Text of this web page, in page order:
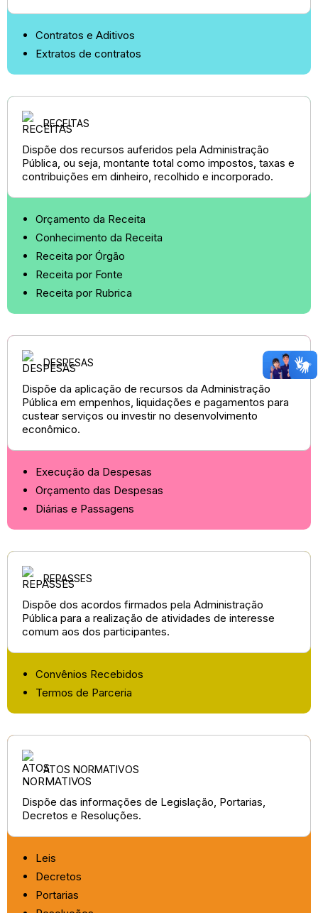
Contratos e Aditivos
Extratos de contratos
RECEITAS
Dispõe dos recursos auferidos pela Administração
Pública, ou seja, montante total como impostos, taxas e
contribuições em dinheiro, recolhido e incorporado.
Orçamento da Receita
Conhecimento da Receita
Receita por Órgão
Receita por Fonte
Receita por Rubrica
DESPESAS
Dispõe da aplicação de recursos da Administração
Pública em empenhos, liquidações e pagamentos para
custear serviços ou investir no desenvolvimento
econômico.
Execução da Despesas
Orçamento das Despesas
Diárias e Passagens
REPASSES
Dispõe dos acordos firmados pela Administração
Pública para a realização de atividades de interesse
comum aos dos participantes.
Convênios Recebidos
Termos de Parceria
ATOS NORMATIVOS
Dispõe das informações de Legislação, Portarias,
Decretos e Resoluções.
Leis
Decretos
Portarias